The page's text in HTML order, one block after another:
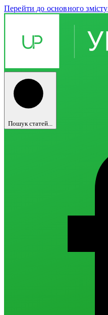
Перейти до основного змісту
Пошук статей...